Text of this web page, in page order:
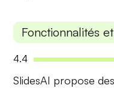
Fonctionnalités
4.4
SlidesAI propose